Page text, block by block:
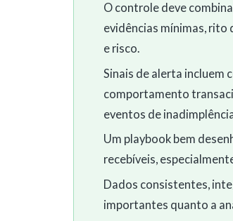
O controle deve
evidências mínimas, rito
e risco.
Sinais de alerta incluem
comportamento
eventos de
Um playbook bem
recebíveis,
Dados consistentes,
importantes quanto a